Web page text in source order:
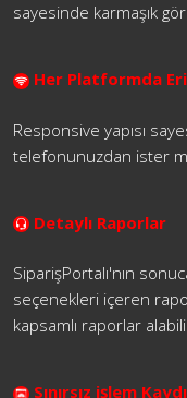
sayesinde karmaşık
Her Platformda
Responsive yapısı
telefonunuzdan ister
Detaylı Raporlar
SiparişPortalı'nın
seçenekleri içeren
kapsamlı raporlar
Sınırsız işlem Kaydı